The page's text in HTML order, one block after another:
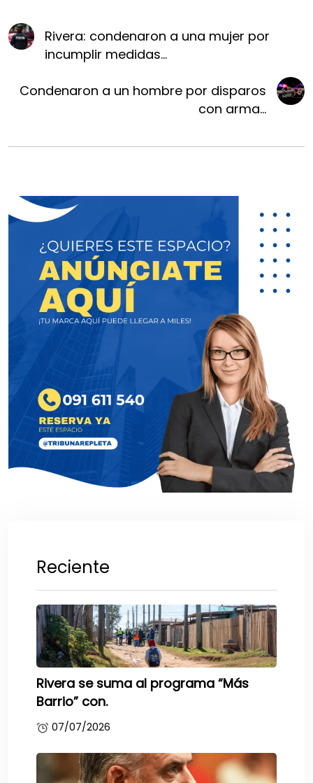
Rivera: condenaron a una mujer por
incumplir medidas...
Condenaron a un hombre por disparos
con arma...
Reciente
Rivera se suma al programa “Más
Barrio” con.
07/07/2026